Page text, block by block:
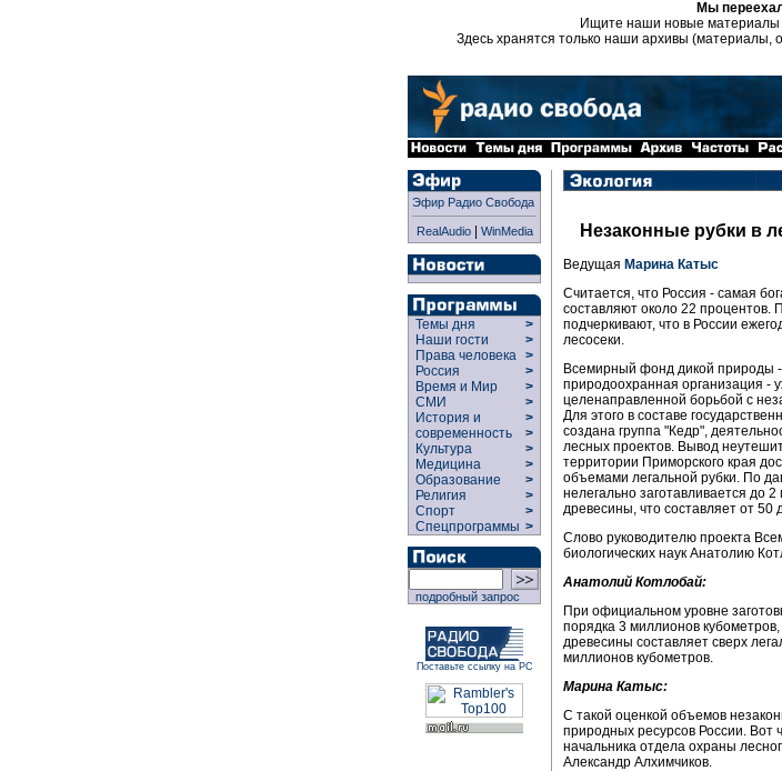
Мы
Ищите наши новые материалы
Здесь хранятся только наши архивы (материалы,
Эфир Радио Свобода
RealAudio| WinMedia
Темы дня
>
Наши гости
>
Права человека >
Россия
>
Время и Мир
>
СМИ
>
История и
современность
>
>
Культура
>
Медицина
>
Образование
>
Религия
>
Спорт
>
Спецпрограммы >
подробный запрос
Поставьте ссылку на РС
Незаконные рубки в
Ведущая Марина Катыс
Считается, что Россия - самая
составляют около 22 процентов.
подчеркивают, что в России
лесосеки.
Всемирный фонд дикой природы
природоохранная организация -
целенаправленной борьбой с
Для этого в составе
создана группа "Кедр",
лесных проектов. Вывод
территории Приморского края
объемами легальной рубки. По
нелегально заготавливается до
древесины, что составляет от 50
Слово руководителю проекта
биологических наук Анатолию
Анатолий Котлобай:
При официальном уровне
порядка 3 миллионов
древесины составляет сверх
миллионов кубометров.
Марина Катыс:
С такой оценкой объемов
природных ресурсов России. Вот
начальника отдела охраны
Александр Алхимчиков.